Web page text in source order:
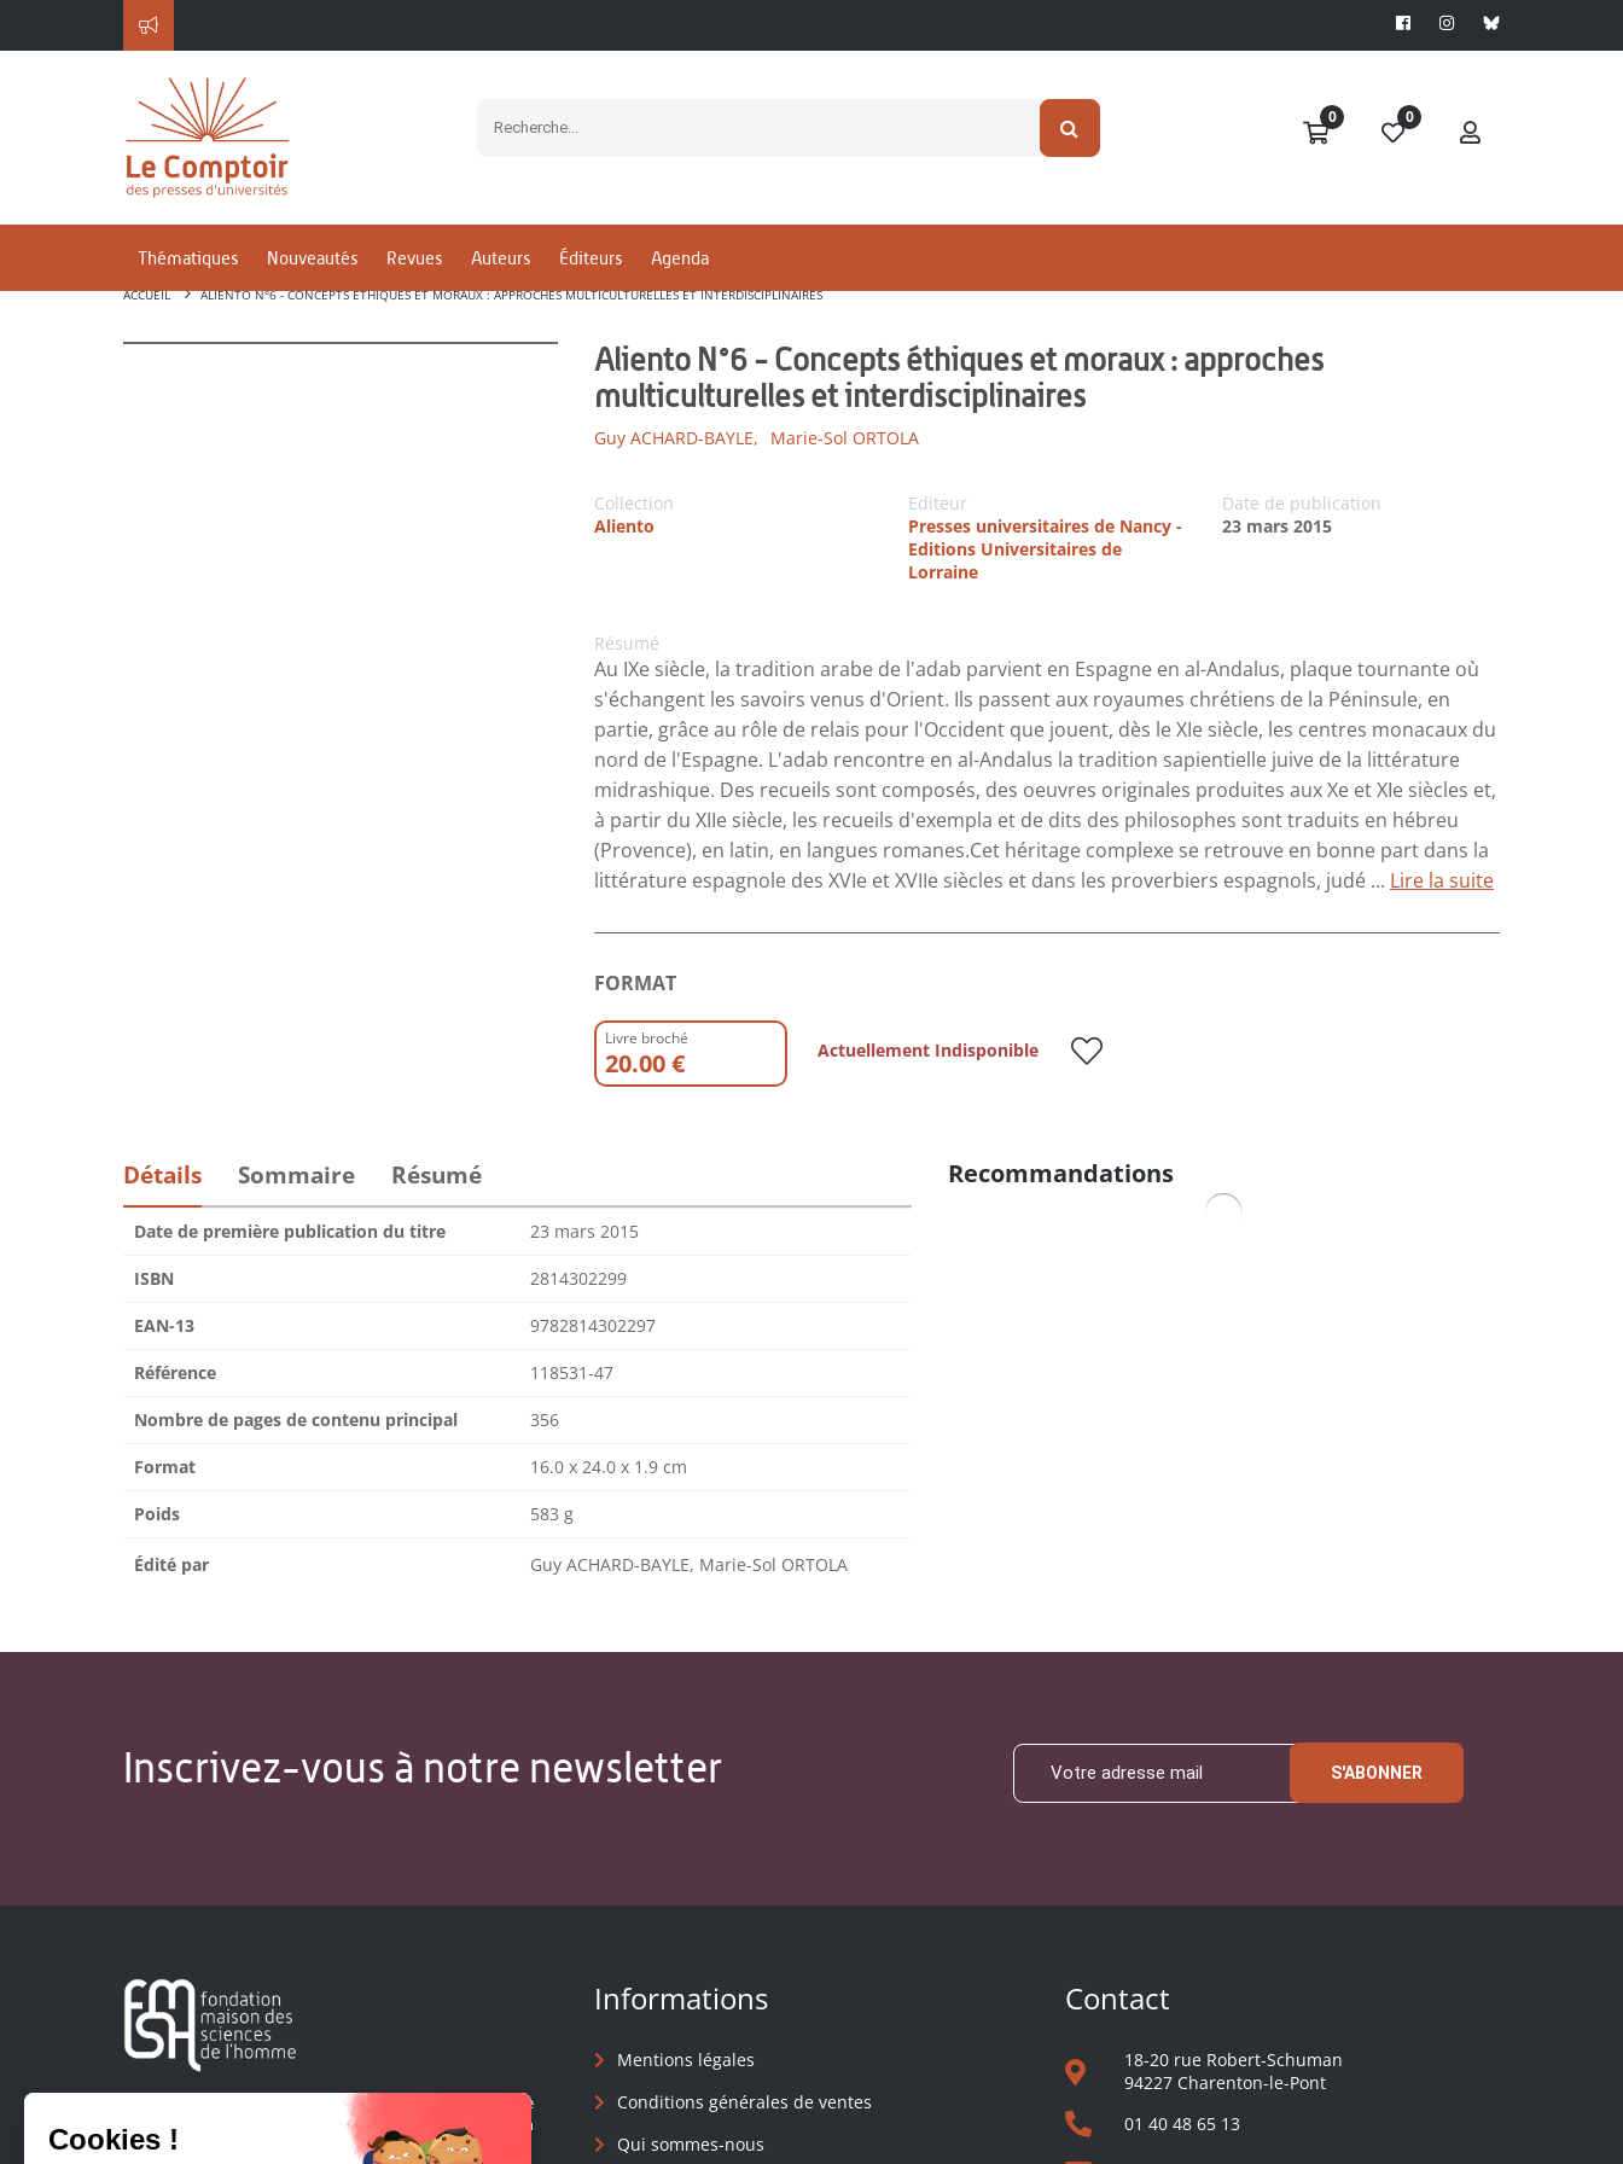
0 0
Thématiques Nouveautés Revues Auteurs Éditeurs Agenda
ACCUEIL ALIENTO N°6 - CONCEPTS ÉTHIQUES ET MORAUX : APPROCHES MULTICULTURELLES ET INTERDISCIPLINAIRES
Aliento N°6 - Concepts éthiques et moraux : approches
multiculturelles et interdisciplinaires
Guy ACHARD-BAYLE, Marie-Sol ORTOLA
Collection
Aliento
Editeur
Presses universitaires de Nancy -
Editions Universitaires de
Lorraine
Date de publication
23 mars 2015
Résumé
Au IXe siècle, la tradition arabe de l'adab parvient en Espagne en al-Andalus, plaque tournante où
s'échangent les savoirs venus d'Orient. Ils passent aux royaumes chrétiens de la Péninsule, en
partie, grâce au rôle de relais pour l'Occident que jouent, dès le XIe siècle, les centres monacaux du
nord de l'Espagne. L'adab rencontre en al-Andalus la tradition sapientielle juive de la littérature
midrashique. Des recueils sont composés, des oeuvres originales produites aux Xe et XIe siècles et,
à partir du XIIe siècle, les recueils d'exempla et de dits des philosophes sont traduits en hébreu
(Provence), en latin, en langues romanes.Cet héritage complexe se retrouve en bonne part dans la
littérature espagnole des XVIe et XVIIe siècles et dans les proverbiers espagnols, judé ... Lire la suite
FORMAT
Livre broché
20.00 € Actuellement Indisponible
Détails Sommaire Résumé
Date de première publication du titre 23 mars 2015
ISBN 2814302299
EAN-13 9782814302297
Référence 118531-47
Nombre de pages de contenu principal 356
Format 16.0 x 24.0 x 1.9 cm
Poids 583 g
Édité par Guy ACHARD-BAYLE, Marie-Sol ORTOLA
Recommandations
Inscrivez-vous à notre newsletter S'ABONNER
Créée en 1963, la Fondation Maison Sciences de l'Homme
soutient la recherche et la diffusion des connaissances en
sciences humaines et sociales.
Informations
Mentions légales
Conditions générales de ventes
Qui sommes-nous
Contact
18-20 rue Robert-Schuman
94227 Charenton-le-Pont
01 40 48 65 13